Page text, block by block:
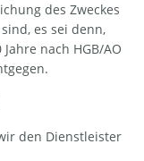
des Zweckes
es sei denn,
nach HGB/AO
den Dienstleister